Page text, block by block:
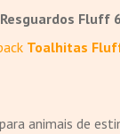
Fluff
Toalhitas
animais de